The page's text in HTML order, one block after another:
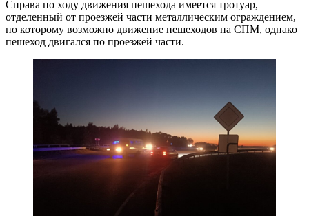
Справа по ходу движения пешехода имеется тротуар,
отделенный от проезжей части металлическим ограждением,
по которому возможно движение пешеходов на СПМ, однако
пешеход двигался по проезжей части.